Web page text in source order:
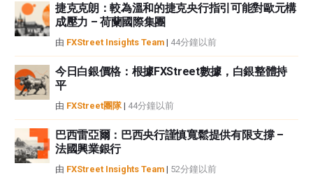
捷克克朗：較為溫和的捷克央行指引可能對歐元構
成壓力 – 荷蘭國際集團
由 FXStreet Insights Team | 44分鐘以前
今日白銀價格：根據FXStreet數據，白銀整體持
平
由 FXStreet團隊| 44分鐘以前
巴西雷亞爾：巴西央行謹慎寬鬆提供有限支撐 –
法國興業銀行
由 FXStreet Insights Team | 52分鐘以前